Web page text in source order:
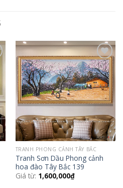
Add to
Wishlist
TRANH PHONG CẢNH TÂY BẮC
Tranh Sơn Dầu Phong cảnh
hoa đào Tây Bắc 139
Giá từ: 1,600,000₫